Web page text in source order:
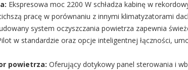
Ekspresowa moc 2200 W schładza kabinę w
pracę w porównaniu z innymi klimatyzatorami
system oczyszczania powietrza zapewnia
w standardzie oraz opcje inteligentnej łączności,
powietrza: Oferujący dotykowy panel sterowania i